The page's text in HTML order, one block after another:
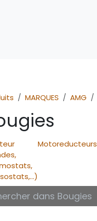
MARQUES AMG
Motoreducteurs